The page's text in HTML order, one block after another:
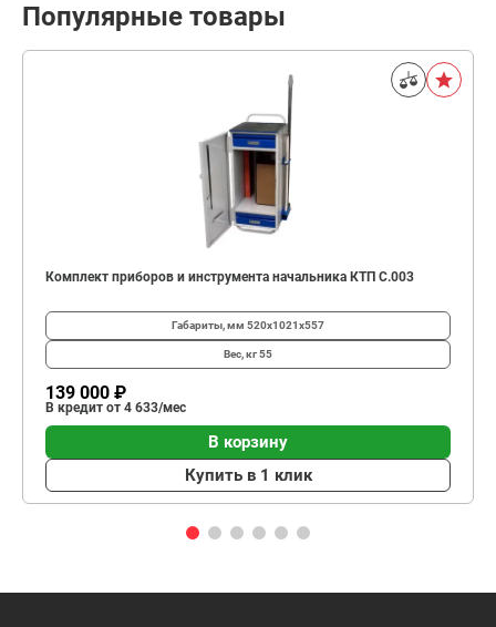
Популярные товары
Комплект приборов и инструмента начальника КТП C.003
Габариты, мм 520х1021х557
Вес, кг55
139 000 ₽
В кредит от 4 633/мес
В корзину
Купить в 1 клик